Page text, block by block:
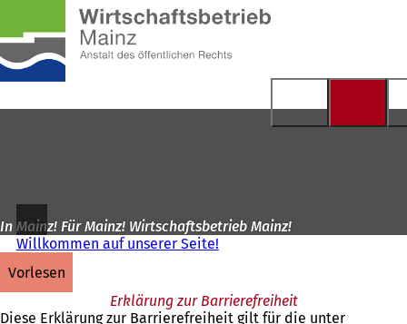
Inhalt anspringen
In Mainz! Für Mainz! Wirtschaftsbetrieb Mainz!
Willkommen auf unserer Seite!
vorlesen
Erklärung zur Barrierefreiheit
Diese Erklärung zur Barrierefreiheit gilt für die unter